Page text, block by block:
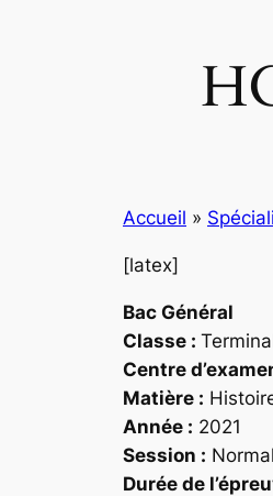
Accueil »
[latex]
Bac Général
Classe :
Centre
Matière :
Année : 2021
Session :
Durée de